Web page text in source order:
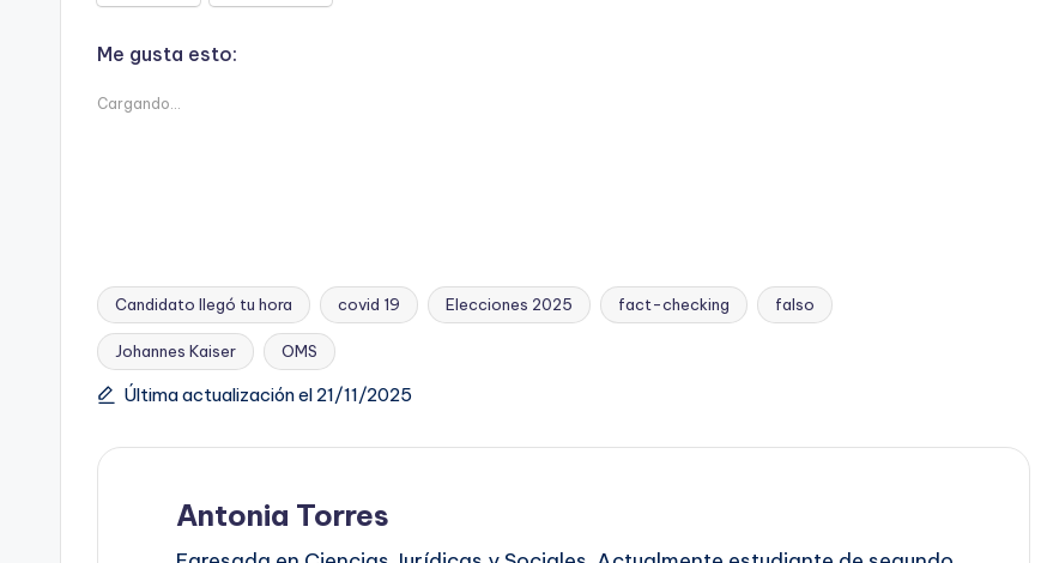
Me gusta esto:
Cargando...
Etiquetas:
Candidato llegó tu hora covid 19 Elecciones 2025 fact-checking falso
Johannes Kaiser OMS
Última actualización el 21/11/2025
Antonia Torres